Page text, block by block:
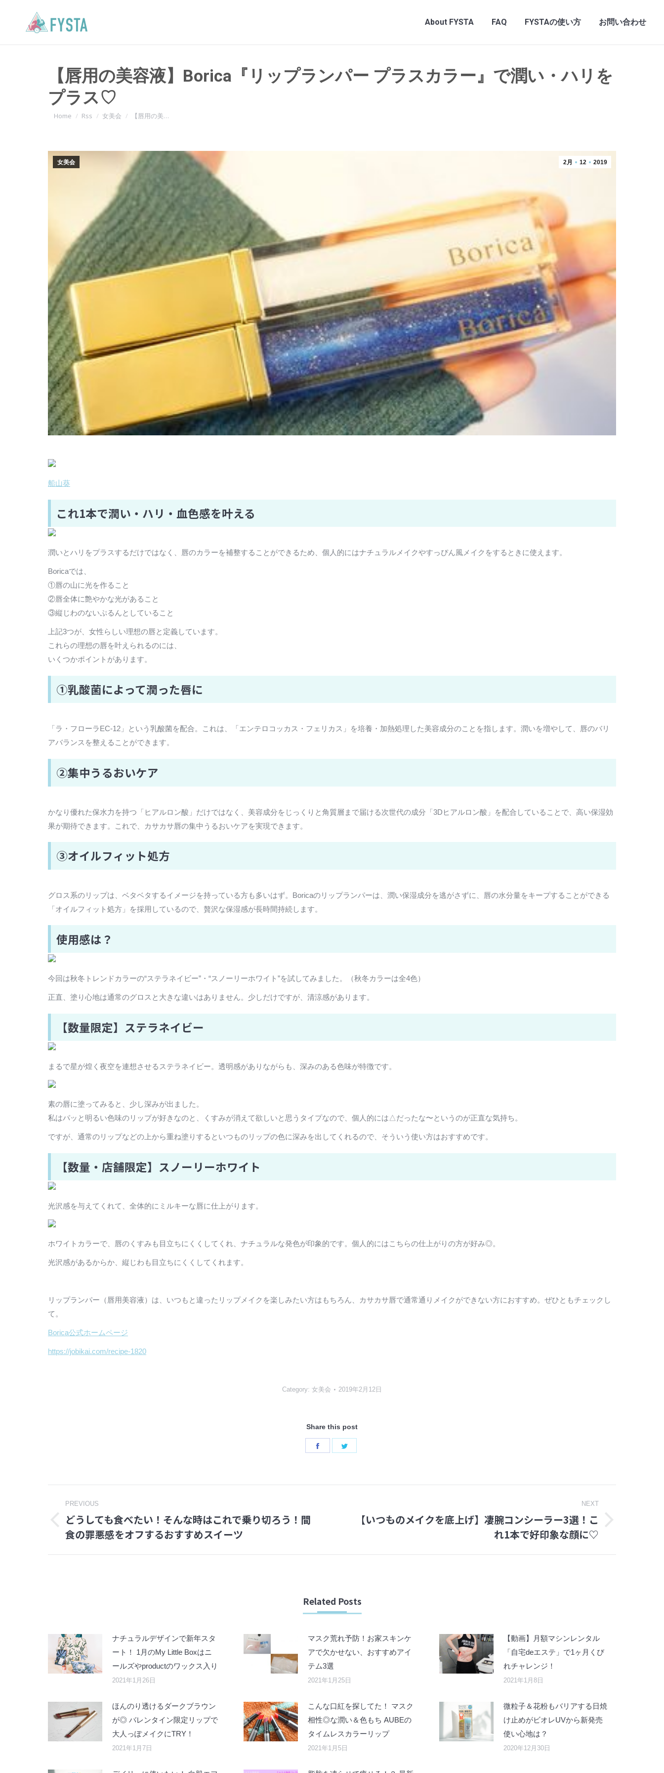
About FYSTA FAQ FYSTAの使い方 お問い合わせ
【唇用の美容液】Borica『リップランパー プラスカラー』で潤い・ハリを
プラス♡
You are here:
Home Rss 女美会 【唇用の美…
2月 12 2019
女美会
船山葵
これ1本で潤い・ハリ・血色感を叶える
潤いとハリをプラスするだけではなく、唇のカラーを補整することができるため、個人的にはナチュラルメイクやすっぴん風メイクをするときに使えます。
Boricaでは、
①唇の山に光を作ること
②唇全体に艶やかな光があること
③縦じわのないぷるんとしていること
上記3つが、女性らしい理想の唇と定義しています。
これらの理想の唇を叶えられるのには、
いくつかポイントがあります。
①乳酸菌によって潤った唇に
「ラ・フローラEC-12」という乳酸菌を配合。これは、「エンテロコッカス・フェリカス」を培養・加熱処理した美容成分のことを指します。潤いを増やして、唇のバリ
アバランスを整えることができます。
②集中うるおいケア
かなり優れた保水力を持つ「ヒアルロン酸」だけではなく、美容成分をじっくりと角質層まで届ける次世代の成分「3Dヒアルロン酸」を配合していることで、高い保湿効
果が期待できます。これで、カサカサ唇の集中うるおいケアを実現できます。
③オイルフィット処方
グロス系のリップは、ベタベタするイメージを持っている方も多いはず。Boricaのリップランパーは、潤い保湿成分を逃がさずに、唇の水分量をキープすることができる
「オイルフィット処方」を採用しているので、贅沢な保湿感が長時間持続します。
使用感は？
今回は秋冬トレンドカラーの“ステラネイビー”・“スノーリーホワイト”を試してみました。（秋冬カラーは全4色）
正直、塗り心地は通常のグロスと大きな違いはありません。少しだけですが、清涼感があります。
【数量限定】ステラネイビー
まるで星が煌く夜空を連想させるステラネイビー。透明感がありながらも、深みのある色味が特徴です。
素の唇に塗ってみると、少し深みが出ました。
私はパッと明るい色味のリップが好きなのと、くすみが消えて欲しいと思うタイプなので、個人的には△だったな〜というのが正直な気持ち。
ですが、通常のリップなどの上から重ね塗りするといつものリップの色に深みを出してくれるので、そういう使い方はおすすめです。
【数量・店舗限定】スノーリーホワイト
光沢感を与えてくれて、全体的にミルキーな唇に仕上がります。
ホワイトカラーで、唇のくすみも目立ちにくくしてくれ、ナチュラルな発色が印象的です。個人的にはこちらの仕上がりの方が好み◎。
光沢感があるからか、縦じわも目立ちにくくしてくれます。
リップランパー（唇用美容液）は、いつもと違ったリップメイクを楽しみたい方はもちろん、カサカサ唇で通常通りメイクができない方におすすめ。ぜひともチェックし
て。
Borica公式ホームページ
https://jobikai.com/recipe-1820
Category: 女美会 2019年2月12日
Share this post
Share
Post
navigation
PREVIOUS
Previous
post:
どうしても食べたい！そんな時はこれで乗り切ろう！間
食の罪悪感をオフするおすすめスイーツ
NEXT
【いつものメイクを底上げ】凄腕コンシーラー3選！こ
れ1本で好印象な顔に♡
Related Posts
ナチュラルデザインで新年スタ
ート！ 1月のMy Little Boxはニ
ールズやproductのワックス入り
2021年1月26日
マスク荒れ予防！お家スキンケ
アで欠かせない、おすすめアイ
テム3選
2021年1月25日
【動画】月額マシンレンタル
「自宅deエステ」で1ヶ月くび
れチャレンジ！
2021年1月8日
ほんのり透けるダークブラウン
が◎ バレンタイン限定リップで
大人っぽメイクにTRY！
2021年1月7日
こんな口紅を探してた！ マスク
相性◎な潤い＆色もち AUBEの
タイムレスカラーリップ
2021年1月5日
微粒子＆花粉もバリアする日焼
け止めがビオレUVから新発売
使い心地は？
2020年12月30日